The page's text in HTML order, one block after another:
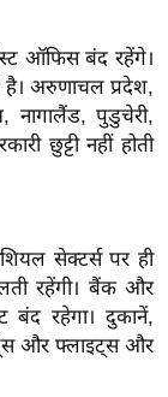
ऑफिस बंद रहेंगे।
है। अरुणाचल प्रदेश,
नागालैंड, पुडुचेरी,
छुट्टी नहीं होती
सेक्टर्स पर ही
रहेंगी। बैंक और
बंद रहेगा। दुकानें,
और फ्लाइट्स और